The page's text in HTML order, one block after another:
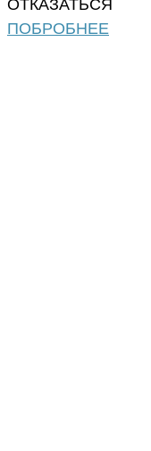
ОТКАЗАТЬСЯ
ПОБРОБНЕЕ